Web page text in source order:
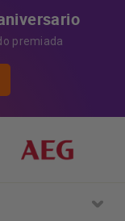
premiada